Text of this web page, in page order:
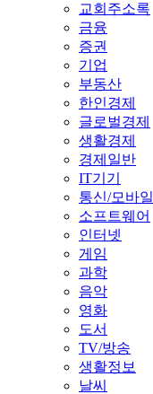
교회주소록
금융
증권
기업
부동산
한인경제
글로벌경제
생활경제
경제일반
IT기기
통신/모바일
소프트웨어
인터넷
게임
과학
음악
영화
도서
TV/방송
생활정보
날씨